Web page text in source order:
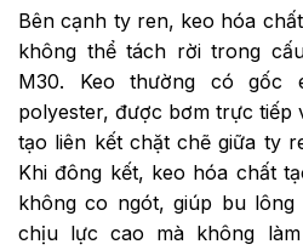
Bên cạnh ty ren, keo hóa
không thể tách rời trong
M30. Keo thường có gốc
polyester, được bơm trực tiếp
tạo liên kết chặt chẽ giữa ty
Khi đông kết, keo hóa chất
không co ngót, giúp bu
chịu lực cao mà không